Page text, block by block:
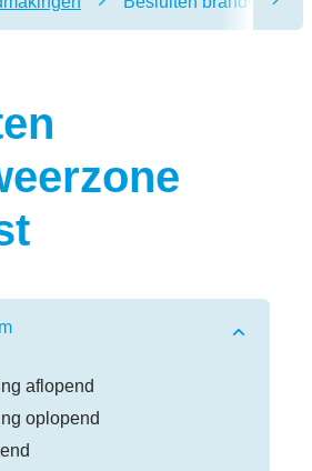
resultaten
aflopend
oplopend